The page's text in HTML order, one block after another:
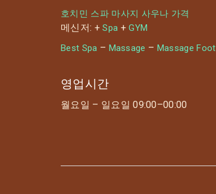
호치민 스파 마사지 사우나 가격
메신저: +Spa +GYM
Best Spa – Massage – Massage Foot
영업시간
월요일 – 일요일 09:00–00:00